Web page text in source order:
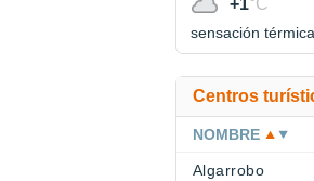
+1°C
sensación
Centros
NOMBRE
Algarrobo